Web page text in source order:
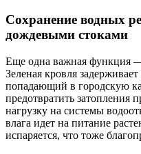
Сохранение водных
дождевыми стоками
Еще одна важная функция
Зеленая кровля
попадающий в городскую
предотвратить затопления
нагрузку на системы
влага идет на питание
испаряется, что тоже